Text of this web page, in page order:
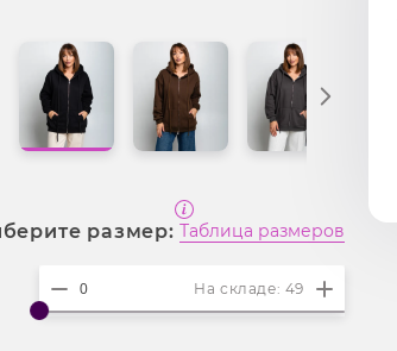
размер: Таблица размеров
На складе: 49